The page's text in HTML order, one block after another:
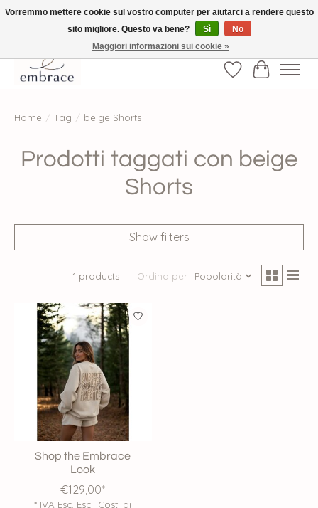
√ Versandkostenfrei ab € 40-, √ Made with Love and Happiness √Exklusiv und
nur hier im Onlineshop √high-quality & long-lasting fashion
Lista deiCarrello
Home / Tag / beige Shorts
Prodotti taggati con beige
Shorts
Show filters
1 products Ordina per Popolarità
Shop the Embrace
Look
€129,00*
* IVA Esc. Escl. Costi di
Vorremmo mettere cookie sul vostro computer per aiutarci a rendere questo
sito migliore. Questo va bene?
Sì
No
Maggiori informazioni sui cookie »